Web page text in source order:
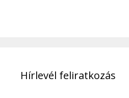
Hírlevél feliratkozás